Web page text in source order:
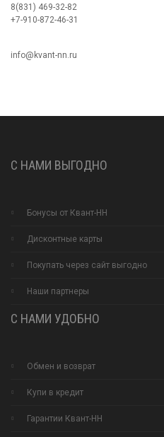
8(831) 469-32-82
+7-910-872-46-31
info@kvant-nn.ru
С НАМИ ВЫГОДНО
Бонусы от Квант-НН
Дисконтные карты
Покупать через сайт выгодно
Наши партнеры
С НАМИ УДОБНО
Обмен и возврат
Купи в кредит
Гарантии Квант-НН